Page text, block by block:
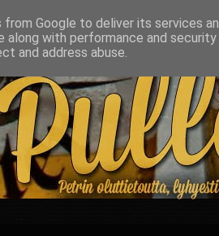
Google to deliver its services
along with performance and
and address abuse.